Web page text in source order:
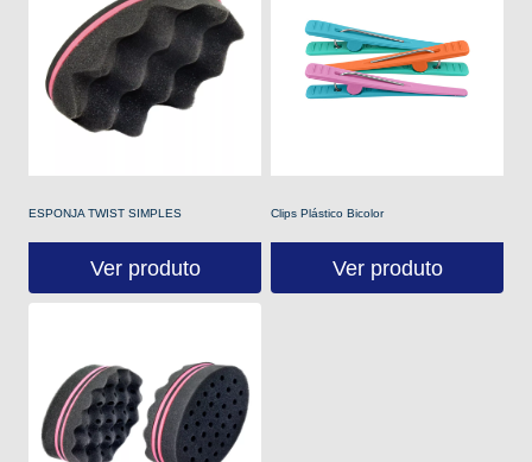
ESPONJA TWIST SIMPLES
Ver produto
Clips Plástico Bicolor
Ver produto